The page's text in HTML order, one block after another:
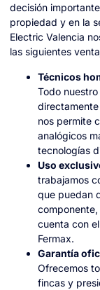
decisión
propiedad y en la
Electric Valencia
las siguientes
Técnicos
Todo
nos permite
analógicos
tecnologías
Uso
trabajamos
que puedan
cuenta con
Fermax.
Garantía
Ofrecemos
fincas y